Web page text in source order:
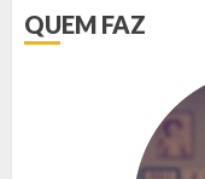
QUEM FAZ